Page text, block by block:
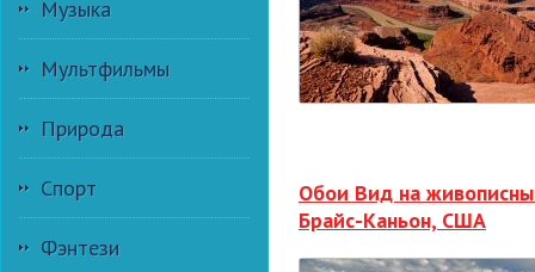
Музыка
Мультфильмы
Природа
Спорт
Фэнтези
Обои Вид на
Брайс-Каньон, США